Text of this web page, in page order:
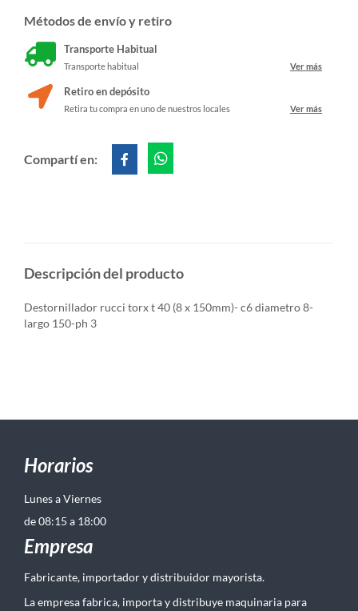
Métodos de envío y retiro
Transporte Habitual
Transporte habitual Ver más
Retiro en depósito
Retira tu compra en uno de nuestros locales Ver más
Compartí en:
Descripción del producto
Destornillador rucci torx t 40 (8 x 150mm)- c6 diametro 8-
largo 150-ph 3
Horarios
Lunes a Viernes
de 08:15 a 18:00
Empresa
Fabricante, importador y distribuidor mayorista.
La empresa fabrica, importa y distribuye maquinaria para